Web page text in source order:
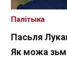
Пасьля
Як можа
Палітыка